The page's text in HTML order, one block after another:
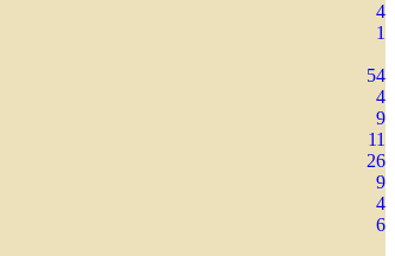
4
1
54
4
9
11
26
9
4
6